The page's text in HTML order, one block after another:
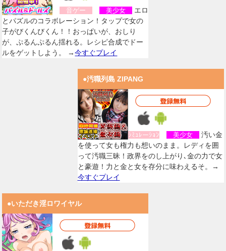
音ゲー 美少女
エロ
とパズルのコラボレーション！タップで女の
子がびくんびくん！！おっぱいが、おしり
が、ぷるんぷるん揺れる。レシピ合成でドー
ルをゲットしよう。 →今すぐプレイ
●汚職列島 ZIPANG
ｼﾐｭﾚーｼｮﾝ 美少女
汚い金
を使って女も権力も想いのまま。レディを囲
って汚職三昧！政界をのし上がり､金の力で女
と豪遊！力と金と女を存分に味わえるそ。→
今すぐプレイ
●いただき淫ロワイヤル